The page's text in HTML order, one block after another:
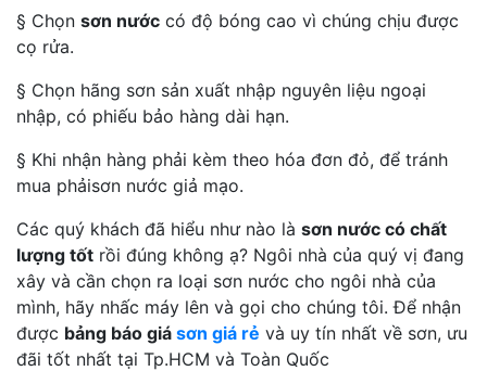
§ Chọn sơn nước có độ bóng cao vì chúng chịu được
cọ rửa.
§ Chọn hãng sơn sản xuất nhập nguyên liệu ngoại
nhập, có phiếu bảo hàng dài hạn.
§ Khi nhận hàng phải kèm theo hóa đơn đỏ, để tránh
mua phảisơn nước giả mạo.
Các quý khách đã hiểu như nào là sơn nước có chất
lượng tốt rồi đúng không ạ? Ngôi nhà của quý vị đang
xây và cần chọn ra loại sơn nước cho ngôi nhà của
mình, hãy nhấc máy lên và gọi cho chúng tôi. Để nhận
được bảng báo giá sơn giá rẻ và uy tín nhất về sơn, ưu
đãi tốt nhất tại Tp.HCM và Toàn Quốc